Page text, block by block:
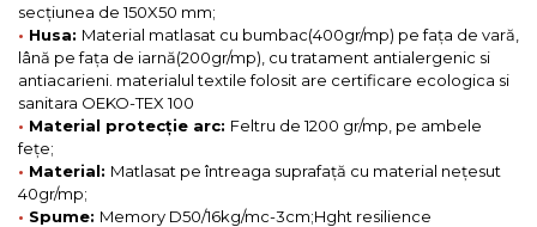
secțiunea de 150X50 mm;
• Husa: Material matlasat cu bumbac(400gr/mp) pe fața de vară,
lână pe fața de iarnă(200gr/mp), cu tratament antialergenic si
antiacarieni. materialul textile folosit are certificare ecologica si
sanitara OEKO-TEX 100
• Material protecție arc: Feltru de 1200 gr/mp, pe ambele
fețe;
• Material: Matlasat pe întreaga suprafață cu material nețesut
40gr/mp;
• Spume: Memory D50/16kg/mc-3cm;Hght resilience